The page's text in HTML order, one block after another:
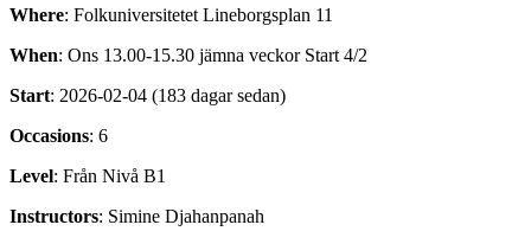
Where: Folkuniversitetet Lineborgsplan 11
When: Ons 13.00-15.30 jämna veckor Start 4/2
Start: 2026-02-04 (183 dagar sedan)
Occasions: 6
Level: Från Nivå B1
Instructors: Simine Djahanpanah